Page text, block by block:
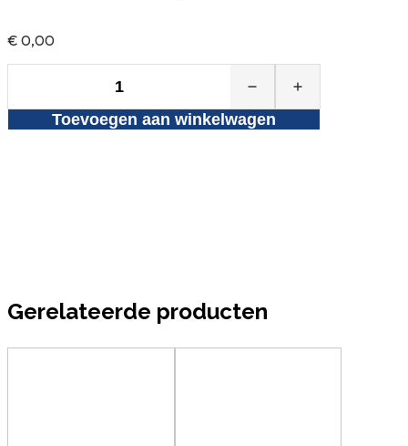
€ 0,00
suikerstaafjes
à
Toevoegen aan winkelwagen
Gerelateerde producten